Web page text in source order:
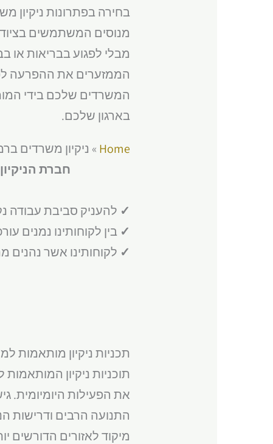
בחירה בפתרונות ניקיון
מנוסים המשתמשים בציוד
מבלי לפגוע בבריאות או
הממזערים את ההפרעה
המשרדים שלכם בידי
בארגון שלכם.
Home
» ניקיון משרדים
חברת
✓ להעניק סביבת עבודה
✓ בין לקוחותינו נמנים
✓ לקוחותינו אשר
תכניות ניקיון מותאמות
תוכניות ניקיון
את הפעילות היומיומית.
התנועה הרבים ודרישות
מיקוד לאזורים הדורשים